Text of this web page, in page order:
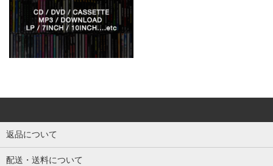
返品について
配送・送料について